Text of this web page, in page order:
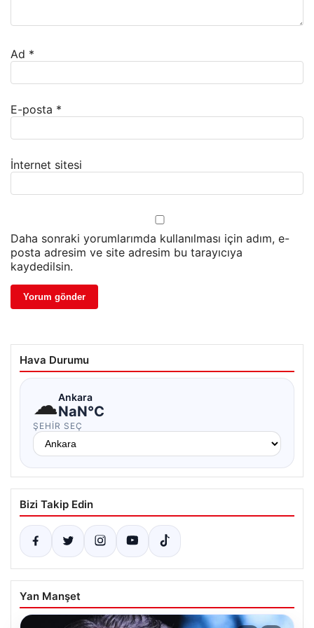
Ad *
E-posta *
İnternet sitesi
Daha sonraki yorumlarımda kullanılması için adım, e-
posta adresim ve site adresim bu tarayıcıya
kaydedilsin.
Hava Durumu
☁Ankara
NaN°C
ŞEHIR SEÇ
Bizi Takip Edin
Yan Manşet